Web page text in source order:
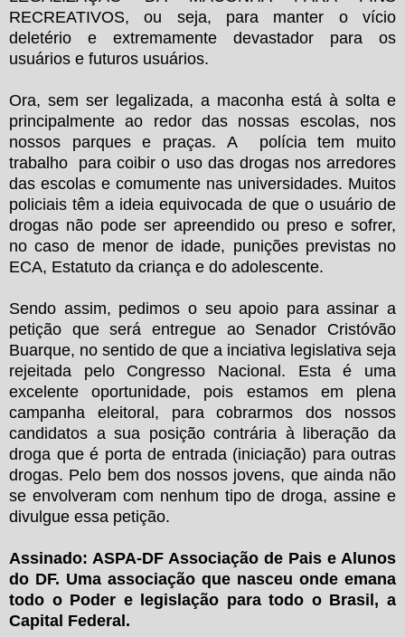
RECREATIVOS, ou seja, para manter o vício
deletério e extremamente devastador para os
usuários e futuros usuários.
Ora, sem ser legalizada, a maconha está à solta e
principalmente ao redor das nossas escolas, nos
nossos parques e praças. A polícia tem muito
trabalho para coibir o uso das drogas nos arredores
das escolas e comumente nas universidades. Muitos
policiais têm a ideia equivocada de que o usuário de
drogas não pode ser apreendido ou preso e sofrer,
no caso de menor de idade, punições previstas no
ECA, Estatuto da criança e do adolescente.
Sendo assim, pedimos o seu apoio para assinar a
petição que será entregue ao Senador Cristóvão
Buarque, no sentido de que a inciativa legislativa seja
rejeitada pelo Congresso Nacional. Esta é uma
excelente oportunidade, pois estamos em plena
campanha eleitoral, para cobrarmos dos nossos
candidatos a sua posição contrária à liberação da
droga que é porta de entrada (iniciação) para outras
drogas. Pelo bem dos nossos jovens, que ainda não
se envolveram com nenhum tipo de droga, assine e
divulgue essa petição.
Assinado: ASPA-DF Associação de Pais e Alunos
do DF. Uma associação que nasceu onde emana
todo o Poder e legislação para todo o Brasil, a
Capital Federal.